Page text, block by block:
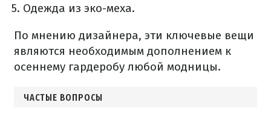
Одежда из эко-меха.
По мнению дизайнера, эти ключевые вещи
являются необходимым дополнением к
осеннему гардеробу любой модницы.
ЧАСТЫЕ ВОПРОСЫ